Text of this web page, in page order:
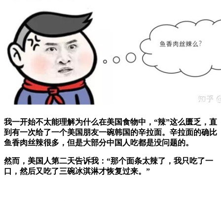
我一开始不太能理解为什么在美国食物中，“辣”这么匮乏，直
到有一次给了一个美国朋友一碗韩国的辛拉面。辛拉面的确比
鱼香肉丝辣很多，但是大部分中国人吃都是没问题的。
然而，美国人第二天告诉我：“那个面条太辣了，我只吃了一
口，然后又吃了三碗冰淇淋才恢复过来。”